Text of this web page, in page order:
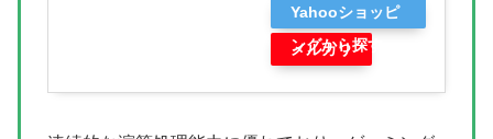
Yahooショッピ
ングから探す
メルカリ